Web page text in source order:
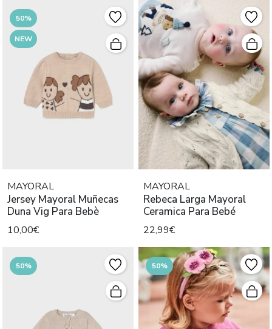
50%
NEW
MAYORAL
Jersey Mayoral Muñecas
Duna Vig Para Bebè
10,00€
MAYORAL
Rebeca Larga Mayoral
Ceramica Para Bebé
22,99€
50% 50%